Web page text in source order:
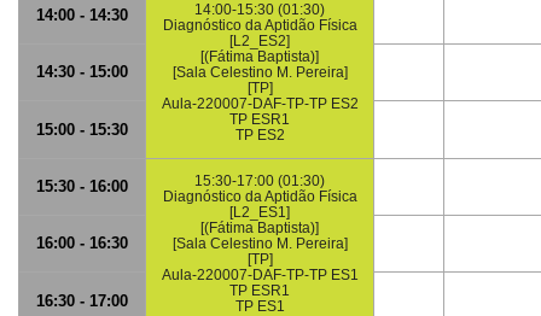
14:00 - 14:30
14:00-15:30 (01:30)
Diagnóstico da Aptidão Física
[L2_ES2]
[(Fátima Baptista)]
[Sala Celestino M. Pereira]
[TP]
Aula-220007-DAF-TP-TP ES2
TP ESR1
TP ES2
14:30 - 15:00
15:00 - 15:30
15:30 - 16:00
15:30-17:00 (01:30)
Diagnóstico da Aptidão Física
[L2_ES1]
[(Fátima Baptista)]
[Sala Celestino M. Pereira]
[TP]
Aula-220007-DAF-TP-TP ES1
TP ESR1
TP ES1
16:00 - 16:30
16:30 - 17:00